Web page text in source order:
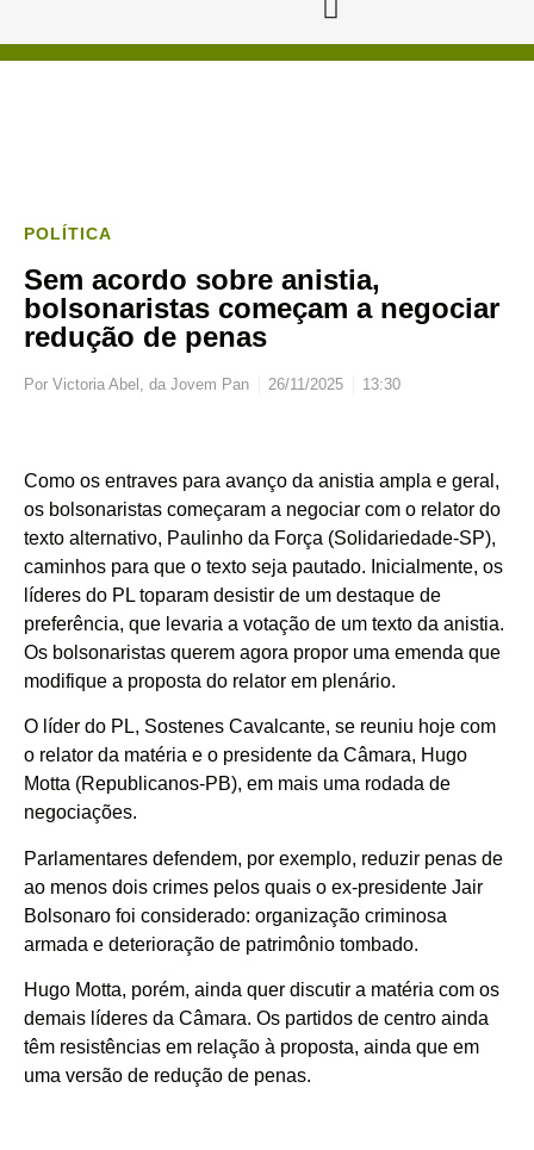
POLÍTICA
Sem acordo sobre anistia,
bolsonaristas começam a negociar
redução de penas
Por Victoria Abel, da Jovem Pan 26/11/2025 13:30
Como os entraves para avanço da anistia ampla e geral,
os bolsonaristas começaram a negociar com o relator do
texto alternativo, Paulinho da Força (Solidariedade-SP),
caminhos para que o texto seja pautado. Inicialmente, os
líderes do PL toparam desistir de um destaque de
preferência, que levaria a votação de um texto da anistia.
Os bolsonaristas querem agora propor uma emenda que
modifique a proposta do relator em plenário.
O líder do PL, Sostenes Cavalcante, se reuniu hoje com
o relator da matéria e o presidente da Câmara, Hugo
Motta (Republicanos-PB), em mais uma rodada de
negociações.
Parlamentares defendem, por exemplo, reduzir penas de
ao menos dois crimes pelos quais o ex-presidente Jair
Bolsonaro foi considerado: organização criminosa
armada e deterioração de patrimônio tombado.
Hugo Motta, porém, ainda quer discutir a matéria com os
demais líderes da Câmara. Os partidos de centro ainda
têm resistências em relação à proposta, ainda que em
uma versão de redução de penas.